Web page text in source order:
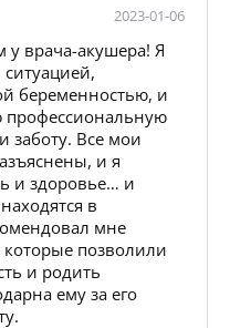
2023-01-06
врача-акушера! Я
беременностью, и
заботу. Все мои
и я
и здоровье… и
в
мне
позволили
и родить
ему за его